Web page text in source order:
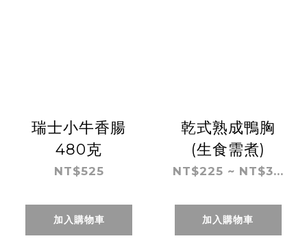
瑞士小牛香腸
480克
NT$525
加入購物車
乾式熟成鴨胸
(生食需煮)
NT$225 ~ NT$3...
加入購物車